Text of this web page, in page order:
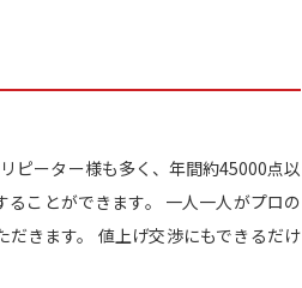
ピーター様も多く、年間約45000点以
ことができます。 一人一人がプロの
きます。 値上げ交渉にもできるだけ